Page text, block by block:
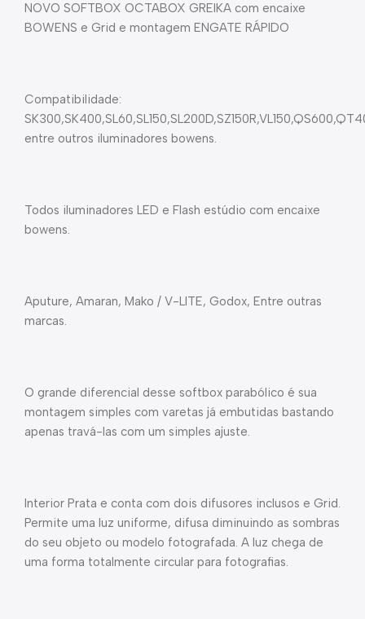
NOVO SOFTBOX OCTABOX GREIKA com encaixe
BOWENS e Grid e montagem ENGATE RÁPIDO
Compatibilidade:
entre outros iluminadores bowens.
Todos iluminadores LED e Flash estúdio com encaixe
bowens.
Aputure, Amaran, Mako / V-LITE, Godox, Entre outras
marcas.
O grande diferencial desse softbox parabólico é sua
montagem simples com varetas já embutidas bastando
apenas travá-las com um simples ajuste.
Interior Prata e conta com dois difusores inclusos e Grid.
Permite uma luz uniforme, difusa diminuindo as sombras
do seu objeto ou modelo fotografada. A luz chega de
uma forma totalmente circular para fotografias.